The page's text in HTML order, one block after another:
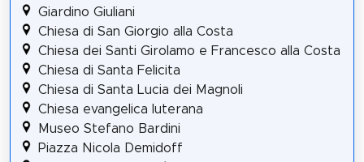
Giardino Giuliani
Chiesa di San Giorgio alla Costa
Chiesa dei Santi Girolamo e Francesco alla Costa
Chiesa di Santa Felicita
Chiesa di Santa Lucia dei Magnoli
Chiesa evangelica luterana
Museo Stefano Bardini
Piazza Nicola Demidoff